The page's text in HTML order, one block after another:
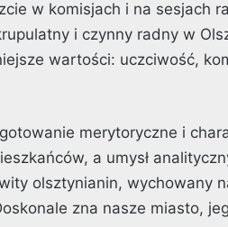
w komisjach i na sesjach
i czynny radny w
wartości: uczciwość,
merytoryczne i
a umysł
olsztynianin, wychowany
zna nasze miasto,